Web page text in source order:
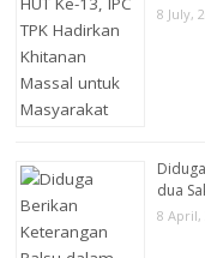
8 July,
dua
8 April,